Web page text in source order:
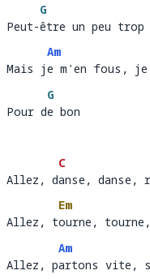
Peut-
G
êt
Peut-être un peu trop
Mais j
Am
e m'en
Mais je m'en fous,
Pour d
G
e
Pour de bon
Allez, d
C
an
Allez, danse, danse,
Allez, t
Em
our
Allez, tourne,
Allez, p
Am
artons
Allez, partons vite,